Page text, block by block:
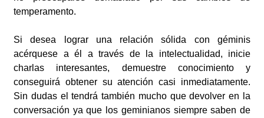
temperamento.
Si desea lograr una relación sólida con géminis
acérquese a él a través de la intelectualidad, inicie
charlas interesantes, demuestre conocimiento y
conseguirá obtener su atención casi inmediatamente.
Sin dudas el tendrá también mucho que devolver en la
conversación ya que los geminianos siempre saben de